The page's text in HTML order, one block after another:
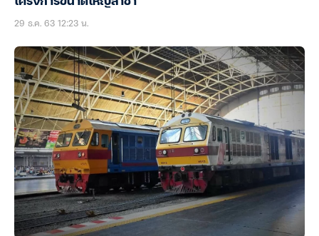
29 ธ.ค. 63 12:23 น.